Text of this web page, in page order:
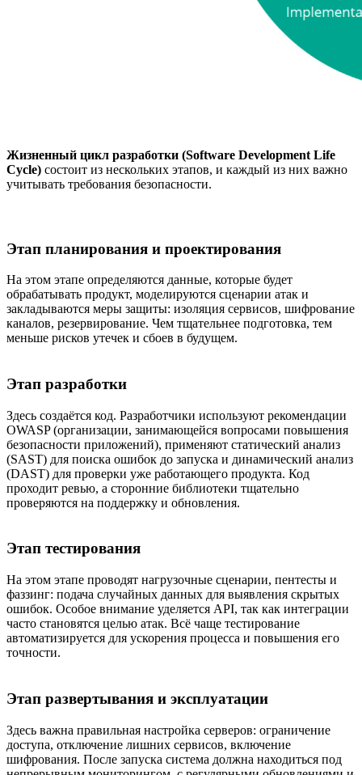
Жизненный цикл разработки (Software Development Life
Cycle) состоит из нескольких этапов, и каждый из них важно
учитывать требования безопасности.
Этап планирования и проектирования
На этом этапе определяются данные, которые будет
обрабатывать продукт, моделируются сценарии атак и
закладываются меры защиты: изоляция сервисов, шифрование
каналов, резервирование. Чем тщательнее подготовка, тем
меньше рисков утечек и сбоев в будущем.
Этап разработки
Здесь создаётся код. Разработчики используют рекомендации
OWASP (организации, занимающейся вопросами повышения
безопасности приложений), применяют статический анализ
(SAST) для поиска ошибок до запуска и динамический анализ
(DAST) для проверки уже работающего продукта. Код
проходит ревью, а сторонние библиотеки тщательно
проверяются на поддержку и обновления.
Этап тестирования
На этом этапе проводят нагрузочные сценарии, пентесты и
фаззинг: подача случайных данных для выявления скрытых
ошибок. Особое внимание уделяется API, так как интеграции
часто становятся целью атак. Всё чаще тестирование
автоматизируется для ускорения процесса и повышения его
точности.
Этап развертывания и эксплуатации
Здесь важна правильная настройка серверов: ограничение
доступа, отключение лишних сервисов, включение
шифрования. После запуска система должна находиться под